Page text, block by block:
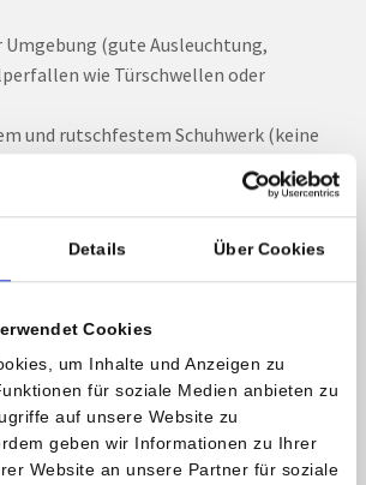
Details Über Cookies
Cookies
um Inhalte und Anzeigen zu
für soziale Medien anbieten zu
auf unsere Website zu
geben wir Informationen zu Ihrer
Website an unsere Partner für soziale
(gute Ausleuchtung,
wie Türschwellen oder
und rutschfestem Schuhwerk (keine
psychischer Komorbiditäten
ist ein Syndrom, das viele
Ausprägung betrifft. Eine
Fällen kann durch eine Anpassung der
körperliches Training eine
der Symptome erreicht werden.